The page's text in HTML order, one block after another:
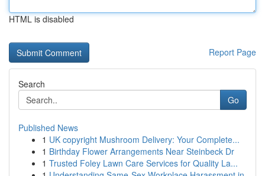
HTML is disabled
Report Page
Search
Go
Published News
1 UK copyright Mushroom Delivery: Your Complete...
1 Birthday Flower Arrangements Near Steinbeck Dr
1 Trusted Foley Lawn Care Services for Quality La...